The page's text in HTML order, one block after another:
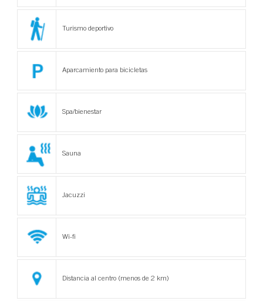
Turismo deportivo
Aparcamiento para bicicletas
Spa/bienestar
Sauna
Jacuzzi
Wi-fi
Distancia al centro (menos de 2 km)